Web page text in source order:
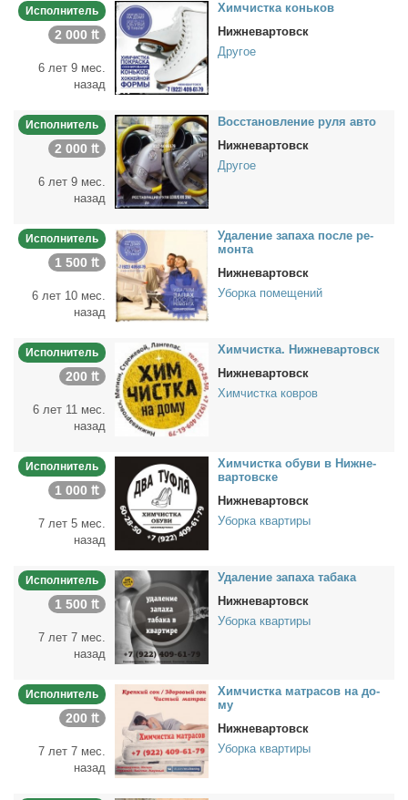
Исполнитель
2 000 ₶
6 лет 9 мес.
назад
Хим­чист­ка конь­ков
Нижневартовск
Другое
Исполнитель
2 000 ₶
6 лет 9 мес.
назад
Вос­ста­нов­ле­ние ру­ля ав­то
Нижневартовск
Другое
Исполнитель
1 500 ₶
6 лет 10 мес.
назад
Уда­ле­ние за­па­ха по­сле ре­
мон­та
Нижневартовск
Уборка помещений
Исполнитель
200 ₶
6 лет 11 мес.
назад
Хим­чист­ка. Ниж­не­вар­товск
Нижневартовск
Химчистка ковров
Исполнитель
1 000 ₶
7 лет 5 мес.
назад
Хим­чист­ка обу­ви в Ниж­не­
вар­тов­ске
Нижневартовск
Уборка квартиры
Исполнитель
1 500 ₶
7 лет 7 мес.
назад
Уда­ле­ние за­па­ха та­ба­ка
Нижневартовск
Уборка квартиры
Исполнитель
200 ₶
7 лет 7 мес.
назад
Хим­чист­ка мат­ра­сов на до­
му
Нижневартовск
Уборка квартиры